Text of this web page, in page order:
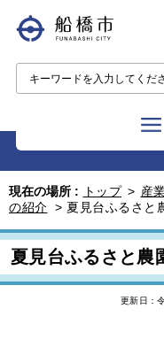
現在の場所 : トップ > 産
の紹介 > 夏見台ふるさと
夏見台ふるさと農
更新日：